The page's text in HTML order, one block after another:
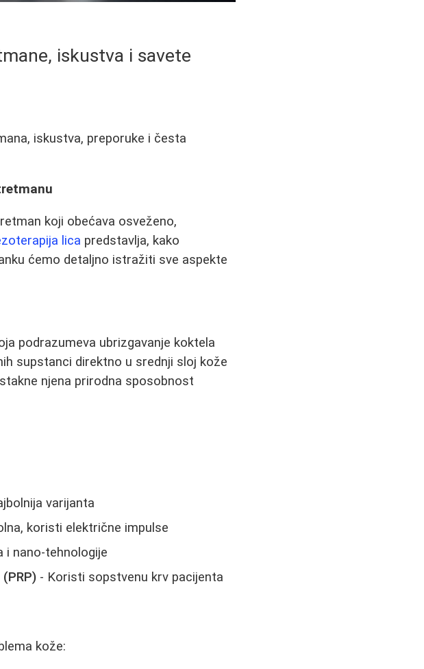
iskustva i savete
iskustva, preporuke i česta
koji obećava osveženo,
lica predstavlja, kako
ćemo detaljno istražiti sve aspekte
podrazumeva ubrizgavanje koktela
supstanci direktno u srednji sloj kože
njena prirodna sposobnost
varijanta
koristi električne impulse
i nano-tehnologije
- Koristi sopstvenu krv pacijenta
kože: